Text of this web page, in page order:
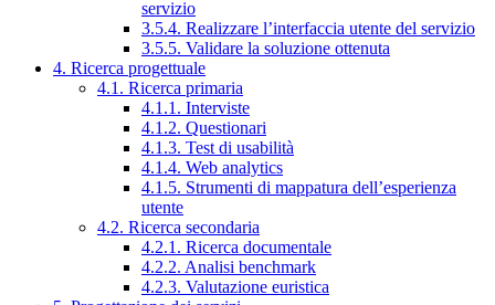
servizio
3.5.4. Realizzare l’interfaccia utente del servizio
3.5.5. Validare la soluzione ottenuta
4. Ricerca progettuale
4.1. Ricerca primaria
4.1.1. Interviste
4.1.2. Questionari
4.1.3. Test di usabilità
4.1.4. Web analytics
4.1.5. Strumenti di mappatura dell’esperienza
utente
4.2. Ricerca secondaria
4.2.1. Ricerca documentale
4.2.2. Analisi benchmark
4.2.3. Valutazione euristica